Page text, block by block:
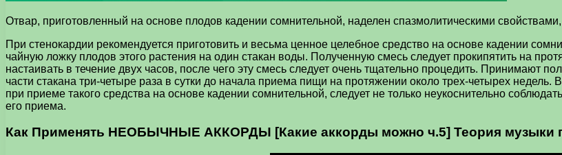
Отвар, приготовленный на основе плодов кадении сомнительной, наделен спазмолитическими
При стенокардии рекомендуется приготовить и весьма ценное целебное средство на основе кадении
чайную ложку плодов этого растения на один стакан воды. Полученную смесь следует прокипятить на
настаивать в течение двух часов, после чего эту смесь следует очень тщательно процедить. Принимают
части стакана три-четыре раза в сутки до начала приема пищи на протяжении около трех-четырех
при приеме такого средства на основе кадении сомнительной, следует не только неукоснительно
его приема.
Как Применять НЕОБЫЧНЫЕ АККОРДЫ [Какие аккорды можно ч.5] Теория музыки